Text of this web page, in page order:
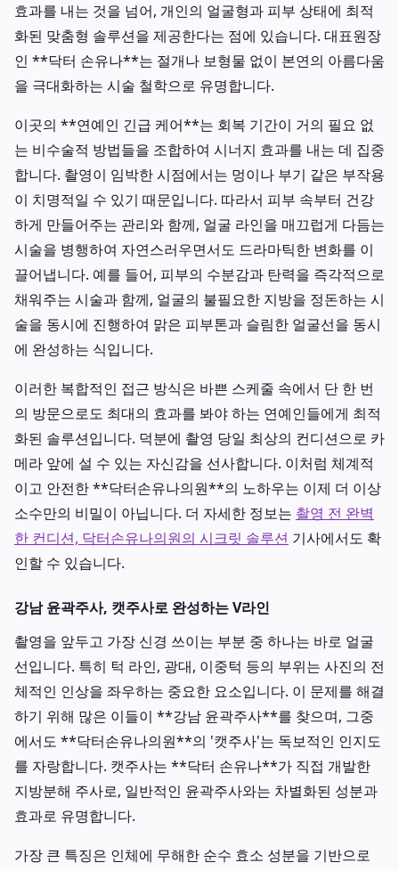
효과를 내는 것을 넘어, 개인의 얼굴형과 피부 상태에 최적
화된 맞춤형 솔루션을 제공한다는 점에 있습니다. 대표원장
인 **닥터 손유나**는 절개나 보형물 없이 본연의 아름다움
을 극대화하는 시술 철학으로 유명합니다.
이곳의 **연예인 긴급 케어**는 회복 기간이 거의 필요 없
는 비수술적 방법들을 조합하여 시너지 효과를 내는 데 집중
합니다. 촬영이 임박한 시점에서는 멍이나 부기 같은 부작용
이 치명적일 수 있기 때문입니다. 따라서 피부 속부터 건강
하게 만들어주는 관리와 함께, 얼굴 라인을 매끄럽게 다듬는
시술을 병행하여 자연스러우면서도 드라마틱한 변화를 이
끌어냅니다. 예를 들어, 피부의 수분감과 탄력을 즉각적으로
채워주는 시술과 함께, 얼굴의 불필요한 지방을 정돈하는 시
술을 동시에 진행하여 맑은 피부톤과 슬림한 얼굴선을 동시
에 완성하는 식입니다.
이러한 복합적인 접근 방식은 바쁜 스케줄 속에서 단 한 번
의 방문으로도 최대의 효과를 봐야 하는 연예인들에게 최적
화된 솔루션입니다. 덕분에 촬영 당일 최상의 컨디션으로 카
메라 앞에 설 수 있는 자신감을 선사합니다. 이처럼 체계적
이고 안전한 **닥터손유나의원**의 노하우는 이제 더 이상
소수만의 비밀이 아닙니다. 더 자세한 정보는 촬영 전 완벽
한 컨디션, 닥터손유나의원의 시크릿 솔루션 기사에서도 확
인할 수 있습니다.
강남 윤곽주사, 캣주사로 완성하는 V라인
촬영을 앞두고 가장 신경 쓰이는 부분 중 하나는 바로 얼굴
선입니다. 특히 턱 라인, 광대, 이중턱 등의 부위는 사진의 전
체적인 인상을 좌우하는 중요한 요소입니다. 이 문제를 해결
하기 위해 많은 이들이 **강남 윤곽주사**를 찾으며, 그중
에서도 **닥터손유나의원**의 '캣주사'는 독보적인 인지도
를 자랑합니다. 캣주사는 **닥터 손유나**가 직접 개발한
지방분해 주사로, 일반적인 윤곽주사와는 차별화된 성분과
효과로 유명합니다.
가장 큰 특징은 인체에 무해한 순수 효소 성분을 기반으로